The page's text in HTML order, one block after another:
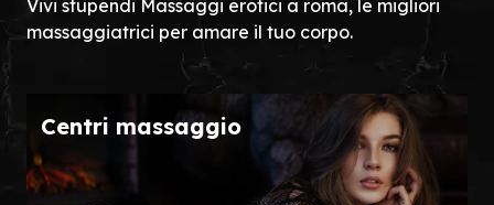
Vivi stupendi Massaggi erotici a roma, le migliori
massaggiatrici per amare il tuo corpo.
Centri massaggio